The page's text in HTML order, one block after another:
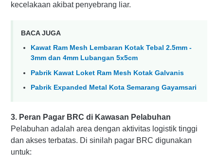
kecelakaan akibat penyebrang liar.
BACA JUGA
Kawat Ram Mesh Lembaran Kotak Tebal 2.5mm -
3mm dan 4mm Lubangan 5x5cm
Pabrik Kawat Loket Ram Mesh Kotak Galvanis
Pabrik Expanded Metal Kota Semarang Gayamsari
3. Peran Pagar BRC di Kawasan Pelabuhan
Pelabuhan adalah area dengan aktivitas logistik tinggi
dan akses terbatas. Di sinilah pagar BRC digunakan
untuk: